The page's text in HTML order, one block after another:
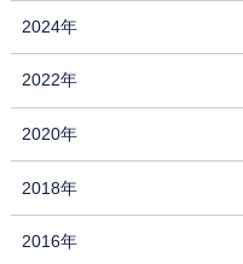
2024年
2022年
2020年
2018年
2016年